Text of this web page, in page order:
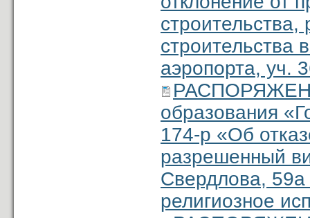
строительства,
строительства
аэропорта, уч.
образования
174-р «Об
разрешенный
Свердлова, 59а
религиозное